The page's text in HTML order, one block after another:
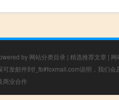
by 网站分类目录 | 精选推荐文章 | 网
发邮件到f_fb#foxmail.com说明，我们会
商业合作